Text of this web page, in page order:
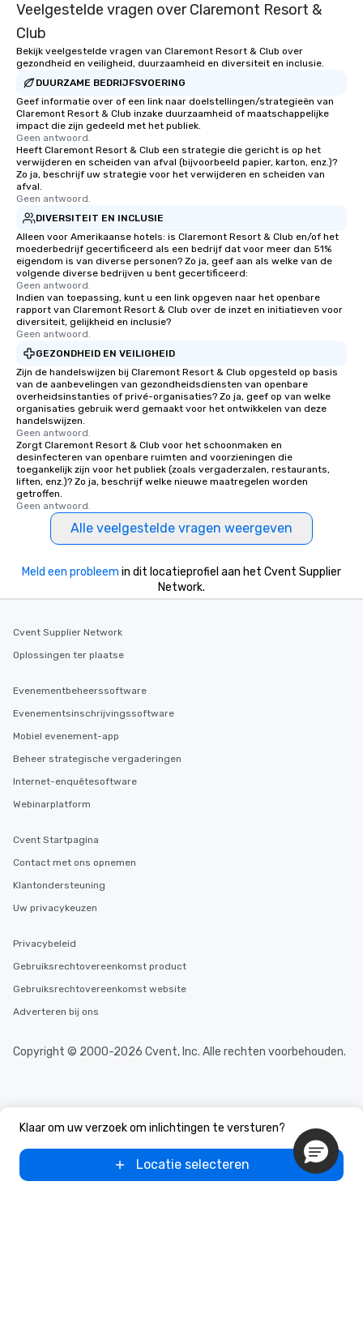
Veelgestelde vragen over Claremont Resort &
Club
Bekijk veelgestelde vragen van Claremont Resort & Club over
gezondheid en veiligheid, duurzaamheid en diversiteit en inclusie.
DUURZAME BEDRIJFSVOERING
Geef informatie over of een link naar doelstellingen/strategieën van
Claremont Resort & Club inzake duurzaamheid of maatschappelijke
impact die zijn gedeeld met het publiek.
Geen antwoord.
Heeft Claremont Resort & Club een strategie die gericht is op het
verwijderen en scheiden van afval (bijvoorbeeld papier, karton, enz.)?
Zo ja, beschrijf uw strategie voor het verwijderen en scheiden van
afval.
Geen antwoord.
DIVERSITEIT EN INCLUSIE
Alleen voor Amerikaanse hotels: is Claremont Resort & Club en/of het
moederbedrijf gecertificeerd als een bedrijf dat voor meer dan 51%
eigendom is van diverse personen? Zo ja, geef aan als welke van de
volgende diverse bedrijven u bent gecertificeerd:
Geen antwoord.
Indien van toepassing, kunt u een link opgeven naar het openbare
rapport van Claremont Resort & Club over de inzet en initiatieven voor
diversiteit, gelijkheid en inclusie?
Geen antwoord.
GEZONDHEID EN VEILIGHEID
Zijn de handelswijzen bij Claremont Resort & Club opgesteld op basis
van de aanbevelingen van gezondheidsdiensten van openbare
overheidsinstanties of privé-organisaties? Zo ja, geef op van welke
organisaties gebruik werd gemaakt voor het ontwikkelen van deze
handelswijzen.
Geen antwoord.
Zorgt Claremont Resort & Club voor het schoonmaken en
desinfecteren van openbare ruimten and voorzieningen die
toegankelijk zijn voor het publiek (zoals vergaderzalen, restaurants,
liften, enz.)? Zo ja, beschrijf welke nieuwe maatregelen worden
getroffen.
Geen antwoord.
Alle veelgestelde vragen weergeven
Klaar om uw verzoek om inlichtingen te versturen?
Locatie selecteren
Meld een probleem in dit locatieprofiel aan het Cvent Supplier
Network.
Cvent Supplier Network
Oplossingen ter plaatse
Evenementbeheerssoftware
Evenementsinschrijvingssoftware
Mobiel evenement-app
Beheer strategische vergaderingen
Internet-enquêtesoftware
Webinarplatform
Cvent Startpagina
Contact met ons opnemen
Klantondersteuning
Uw privacykeuzen
Privacybeleid
Gebruiksrechtovereenkomst product
Gebruiksrechtovereenkomst website
Adverteren bij ons
Copyright © 2000-2026 Cvent, Inc. Alle rechten voorbehouden.